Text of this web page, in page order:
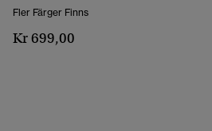
Fler Färger Finns
Kr 699,00